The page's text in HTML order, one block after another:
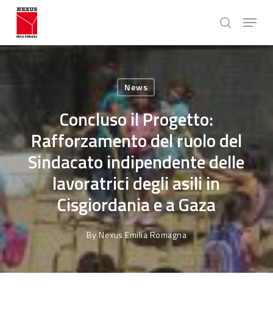
Skip
main
content
search
Menu
News
Concluso il Progetto:
Rafforzamento del ruolo del
Sindacato indipendente delle
lavoratrici degli asili in
Cisgiordania e a Gaza
By Nexus Emilia Romagna